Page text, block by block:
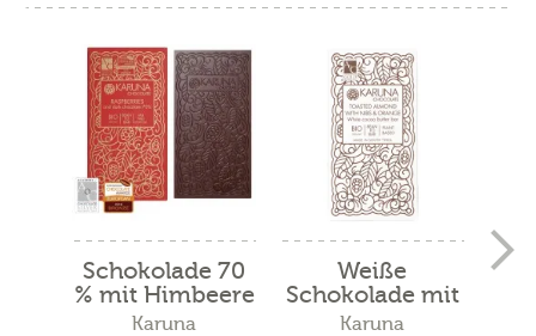
Schokolade 70
% mit Himbeere
Bio
Karuna
Weiße
Schokolade mit
Mandeln,...
Karuna